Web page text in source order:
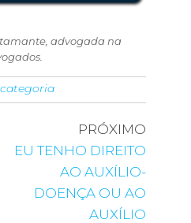
advogada na
PRÓXIMO
EU TENHO DIREITO
AO AUXÍLIO-
DOENÇA OU AO
AUXÍLIO